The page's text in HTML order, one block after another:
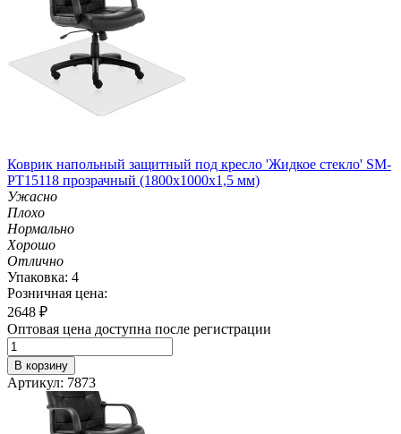
Коврик напольный защитный под кресло 'Жидкое стекло' SM-
PT15118 прозрачный (1800х1000х1,5 мм)
Ужасно
Плохо
Нормально
Хорошо
Отлично
Упаковка: 4
Розничная цена:
2648 ₽
Оптовая цена доступна после регистрации
В корзину
Артикул: 7873